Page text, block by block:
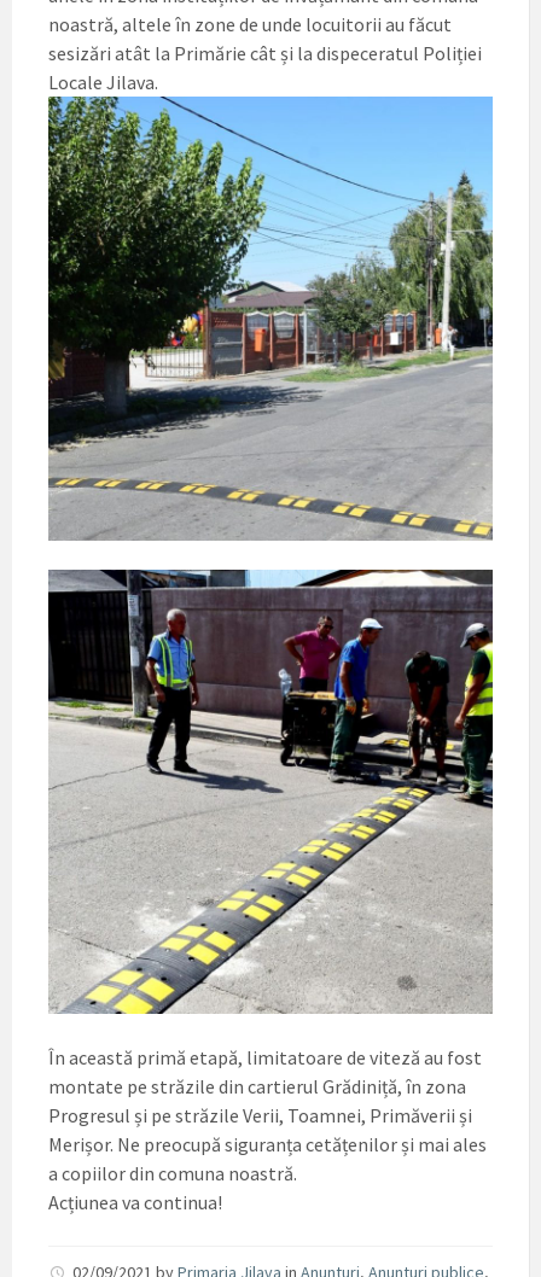
noastră, altele în zone de unde locuitorii au făcut
sesizări atât la Primărie cât și la dispeceratul Poliției
Locale Jilava.
În această primă etapă, limitatoare de viteză au fost
montate pe străzile din cartierul Grădiniță, în zona
Progresul și pe străzile Verii, Toamnei, Primăverii și
Merișor. Ne preocupă siguranța cetățenilor și mai ales
a copiilor din comuna noastră.
Acțiunea va continua!